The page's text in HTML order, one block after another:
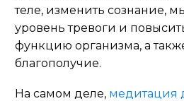
теле, изменить сознание,
уровень тревоги и
функцию организма, а
благополучие.
На самом деле, медитация